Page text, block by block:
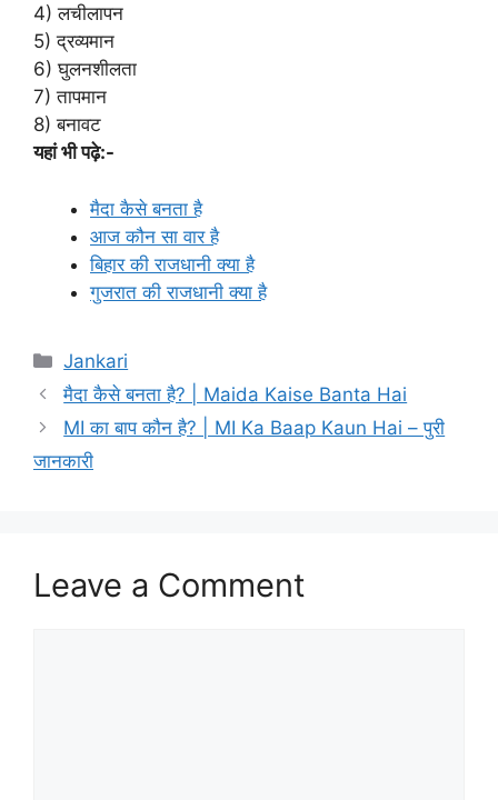
4) लचीलापन
5) द्रव्यमान
6) घुलनशीलता
7) तापमान
8) बनावट
यहां भी पढ़े:-
मैदा कैसे बनता है
आज कौन सा वार है
बिहार की राजधानी क्या है
गुजरात की राजधानी क्या है
Categories
Jankari
मैदा कैसे बनता है? | Maida Kaise Banta Hai
MI का बाप कौन है? | MI Ka Baap Kaun Hai – पुरी
जानकारी
Leave a Comment